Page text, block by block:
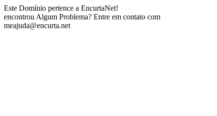
Este Domínio pertence a EncurtaNet!
encontrou Algum Problema? Entre em contato com
meajuda@encurta.net